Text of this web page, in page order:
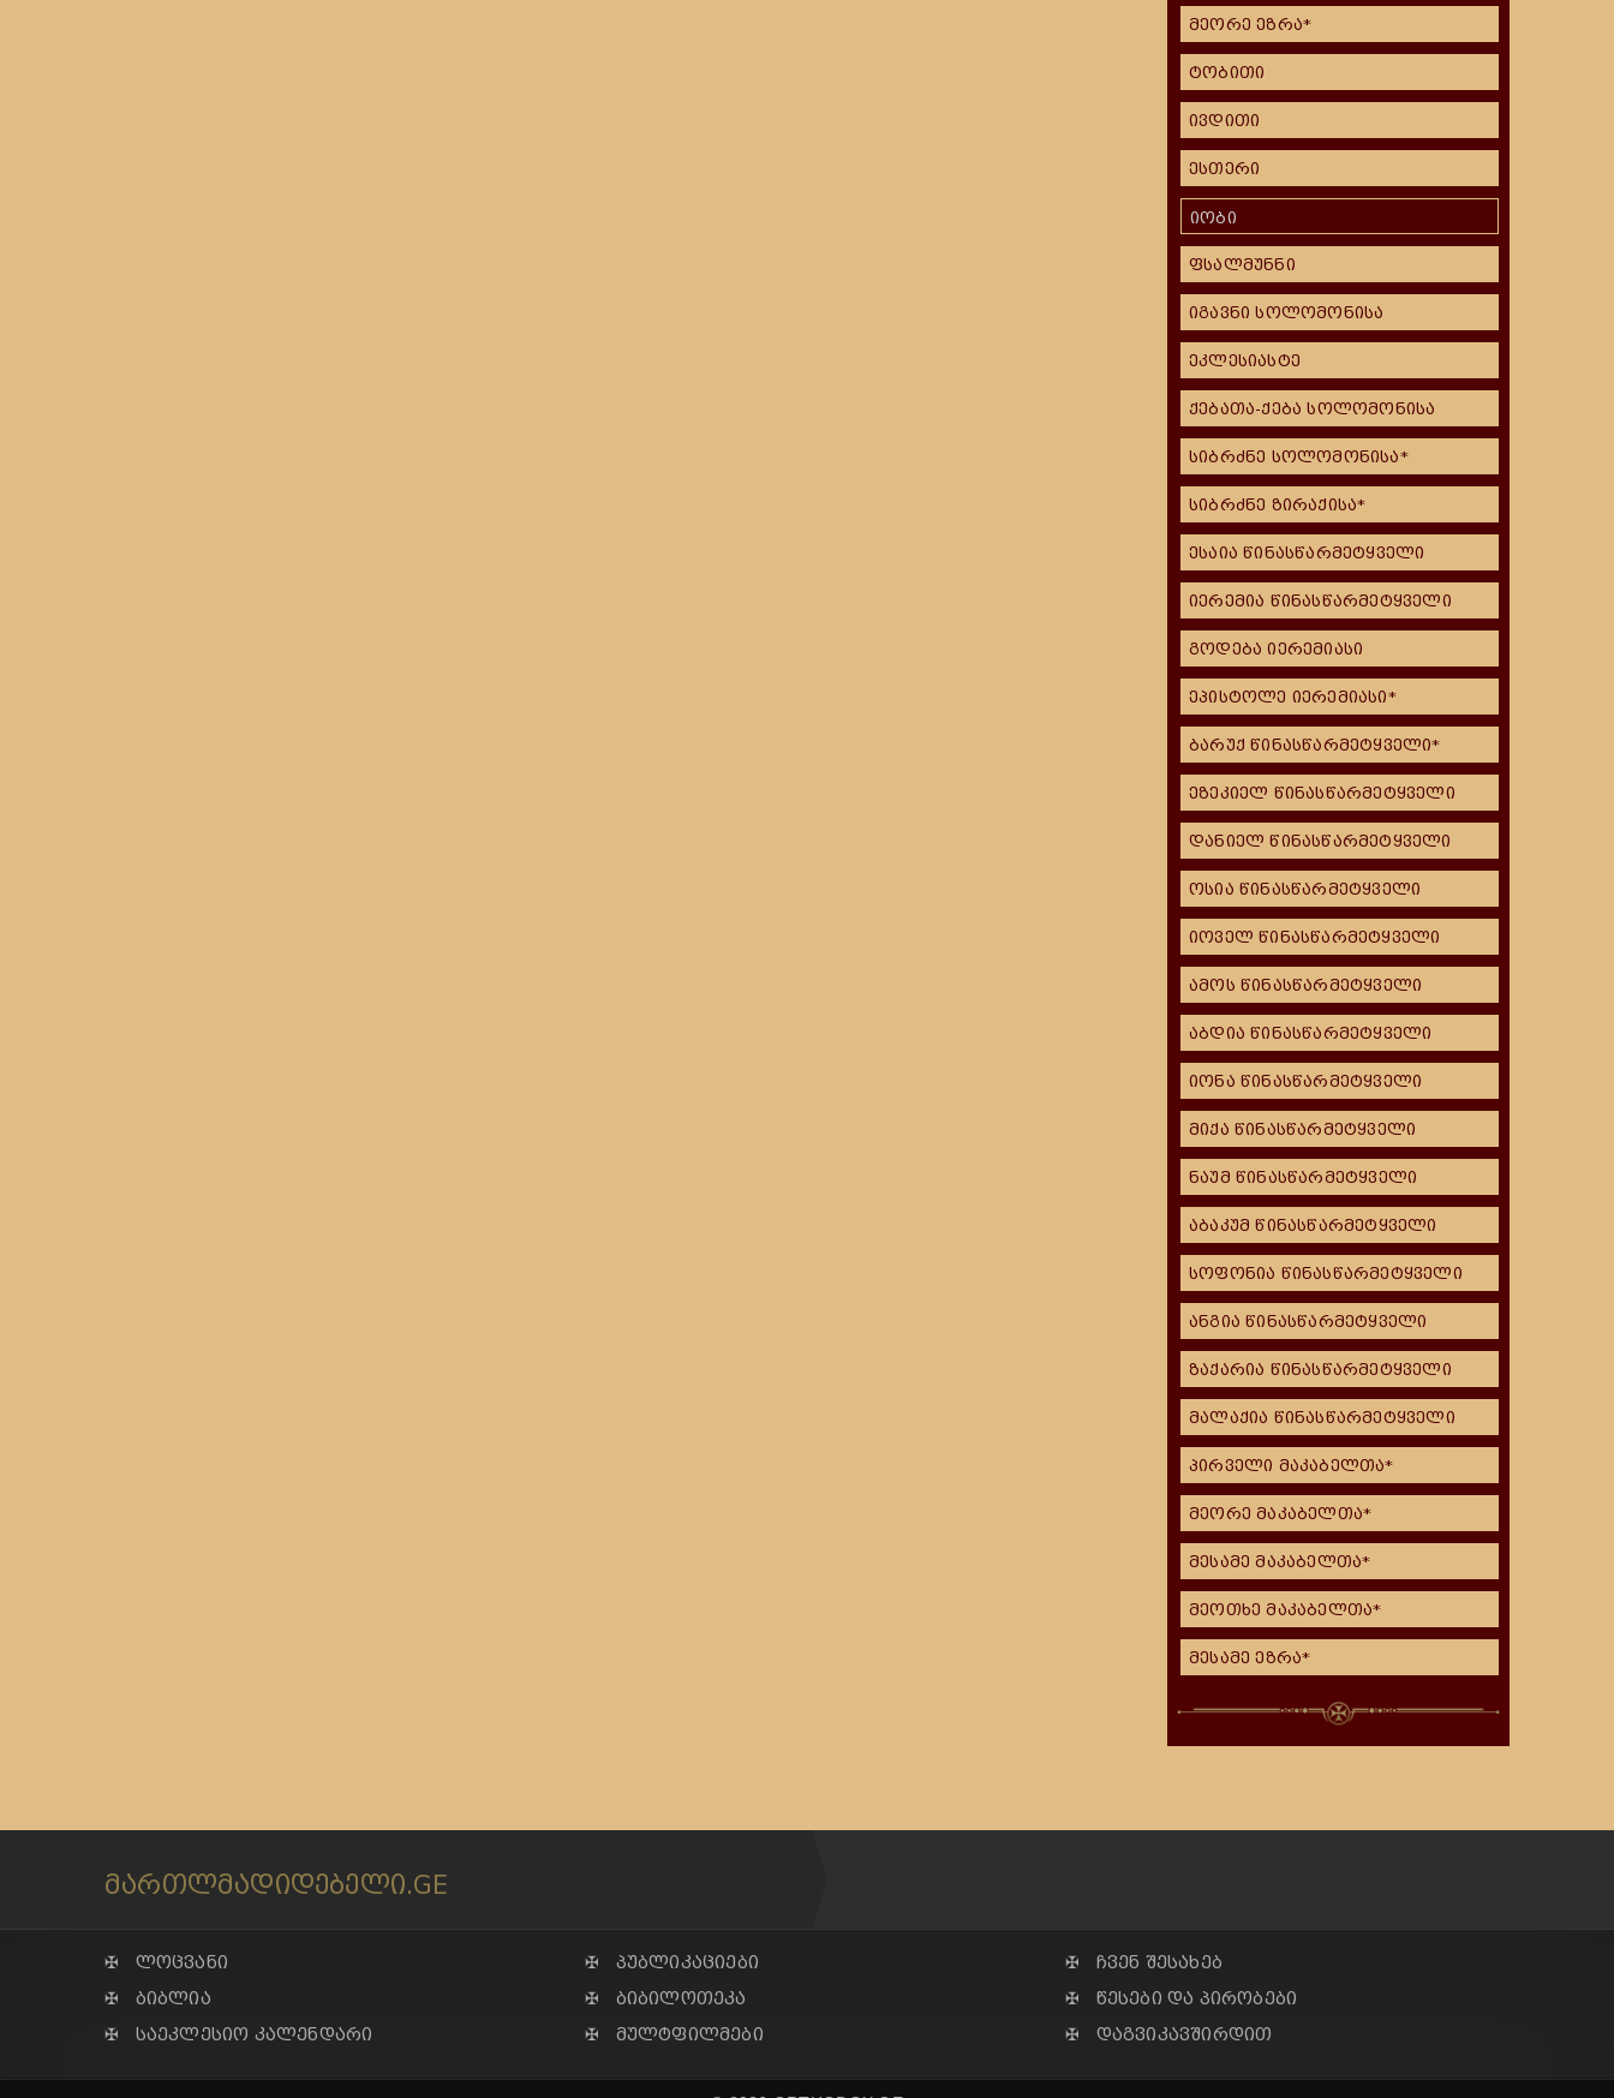
მეორე ეზრა*
ტობითი
ივდითი
ესთერი
იობი
ფსალმუნნი
იგავნი სოლომონისა
ეკლესიასტე
ქებათა-ქება სოლომონისა
სიბრძნე სოლომონისა*
სიბრძნე ზირაქისა*
ესაია წინასწარმეტყველი
იერემია წინასწარმეტყველი
გოდება იერემიასი
ეპისტოლე იერემიასი*
ბარუქ წინასწარმეტყველი*
ეზეკიელ წინასწარმეტყველი
დანიელ წინასწარმეტყველი
ოსია წინასწარმეტყველი
იოველ წინასწარმეტყველი
ამოს წინასწარმეტყველი
აბდია წინასწარმეტყველი
იონა წინასწარმეტყველი
მიქა წინასწარმეტყველი
ნაუმ წინასწარმეტყველი
აბაკუმ წინასწარმეტყველი
სოფონია წინასწარმეტყველი
ანგია წინასწარმეტყველი
ზაქარია წინასწარმეტყველი
მალაქია წინასწარმეტყველი
პირველი მაკაბელთა*
მეორე მაკაბელთა*
მესამე მაკაბელთა*
მეოთხე მაკაბელთა*
მესამე ეზრა*
მართლმადიდებელი.GE
✠ ლოცვანი
✠ ბიბლია
✠ საეკლესიო კალენდარი
✠ პუბლიკაციები
✠ ბიბილოთეკა
✠ მულტფილმები
✠ ჩვენ შესახებ
✠ წესები და პირობები
✠ დაგვიკავშირდით